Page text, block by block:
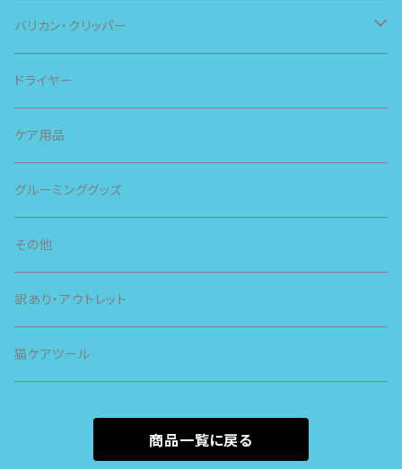
バリカン・クリッパー
スピー
スライヴ
ドライヤー
ケア用品
グルーミンググッズ
その他
訳あり・アウトレット
猫ケアツール
商品一覧に戻る